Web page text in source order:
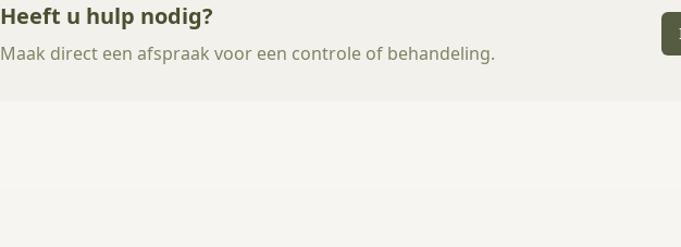
Heeft u hulp nodig?
Maak direct een afspraak voor een controle of behandeling.